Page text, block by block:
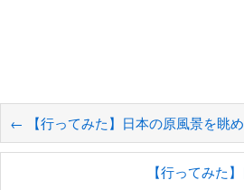
← 【行ってみた】日本の原風景を眺
【行ってみた